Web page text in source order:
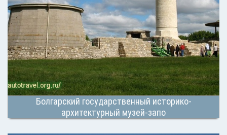
Болгарский государственный историко-
архитектурный музей-запо